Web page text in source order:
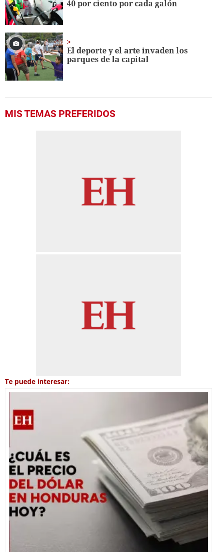
40 por ciento por cada galón
El deporte y el arte invaden los
parques de la capital
MIS TEMAS PREFERIDOS
Te puede interesar: